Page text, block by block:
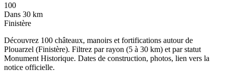
100
Dans 30 km
Finistère
Découvrez 100 châteaux, manoirs et fortifications autour de
Plouarzel (Finistère). Filtrez par rayon (5 à 30 km) et par statut
Monument Historique. Dates de construction, photos, lien vers la
notice officielle.